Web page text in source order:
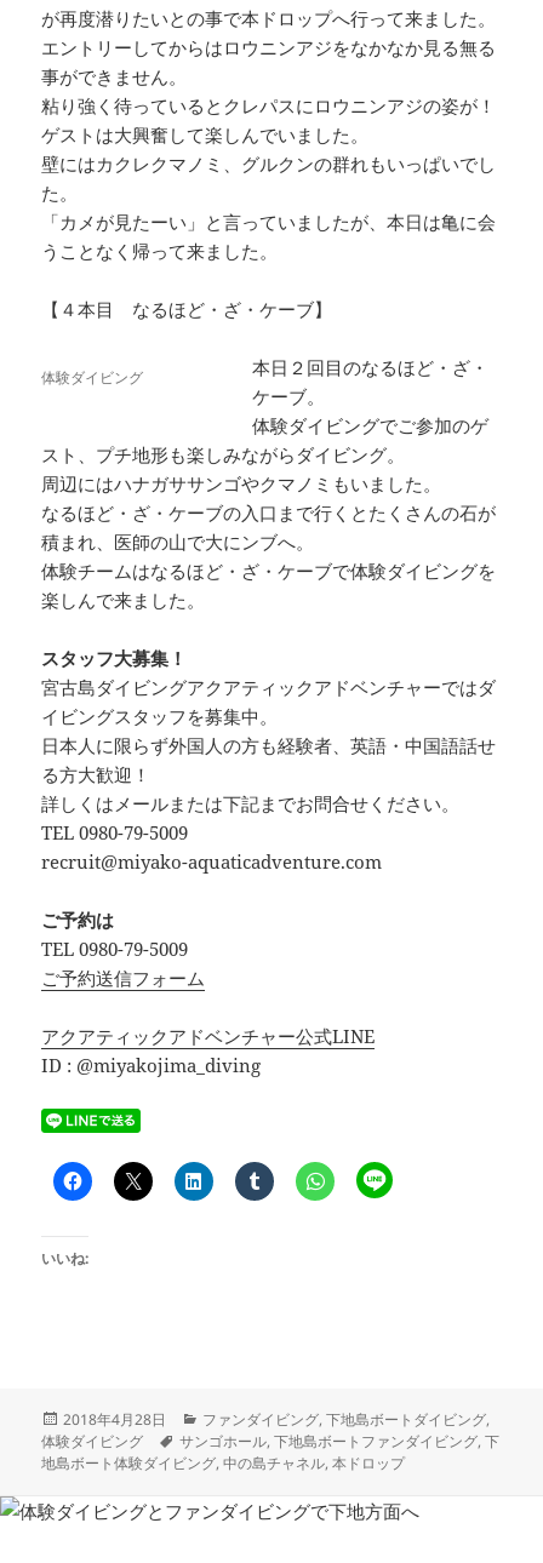
が再度潜りたいとの事で本ドロップへ行って来ました。
エントリーしてからはロウニンアジをなかなか見る無る
事ができません。
粘り強く待っているとクレパスにロウニンアジの姿が！
ゲストは大興奮して楽しんでいました。
壁にはカクレクマノミ、グルクンの群れもいっぱいでし
た。
「カメが見たーい」と言っていましたが、本日は亀に会
うことなく帰って来ました。
【４本目 なるほど・ざ・ケーブ】
体験ダイビング
本日２回目のなるほど・ざ・
ケーブ。
体験ダイビングでご参加のゲ
スト、プチ地形も楽しみながらダイビング。
周辺にはハナガササンゴやクマノミもいました。
なるほど・ざ・ケーブの入口まで行くとたくさんの石が
積まれ、医師の山で大にンブへ。
体験チームはなるほど・ざ・ケーブで体験ダイビングを
楽しんで来ました。
スタッフ大募集！
宮古島ダイビングアクアティックアドベンチャーではダ
イビングスタッフを募集中。
日本人に限らず外国人の方も経験者、英語・中国語話せ
る方大歓迎！
詳しくはメールまたは下記までお問合せください。
TEL 0980-79-5009
recruit@miyako-aquaticadventure.com
ご予約は
TEL 0980-79-5009
ご予約送信フォーム
アクアティックアドベンチャー公式LINE
ID : @miyakojima_diving
いいね:
投
稿
日:
2018年4月28日
カ
テ
ゴ
ー
ファンダイビング,下地島ボートダイビング,
体験ダイビング
タ
グ
サンゴホール,下地島ボートファンダイビング,下
地島ボート体験ダイビング,中の島チャネル,本ドロップ